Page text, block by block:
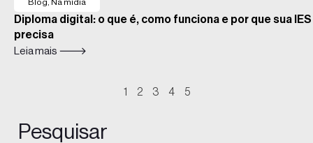
Blog Na mídia
Diploma digital: o que é, como funciona e por que sua IES
precisa
Leia mais 🡒
1 2 3 4 5
Pesquisar